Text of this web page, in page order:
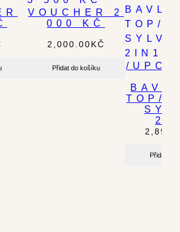
VOUCHER 2
000 KČ
2,000.00KČ
Přidat do košíku
/
TOP/
Přidat do